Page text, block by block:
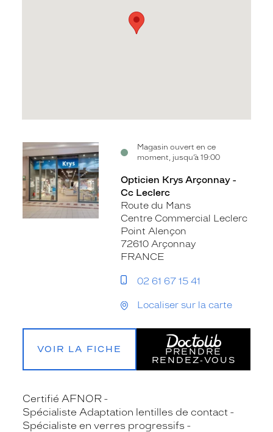
Magasin ouvert en ce
moment, jusqu’à 19:00
Voir
la
fiche
Opticien Krys Arçonnay -
Cc Leclerc
Route du Mans
Centre Commercial Leclerc
Point Alençon
72610 Arçonnay
FRANCE
02 61 67 15 41
Localiser sur la carte
VOIR LA FICHE
PRENDRE
RENDEZ‑VOUS
Certifié AFNOR
Spécialiste Adaptation lentilles de contact
Spécialiste en verres progressifs